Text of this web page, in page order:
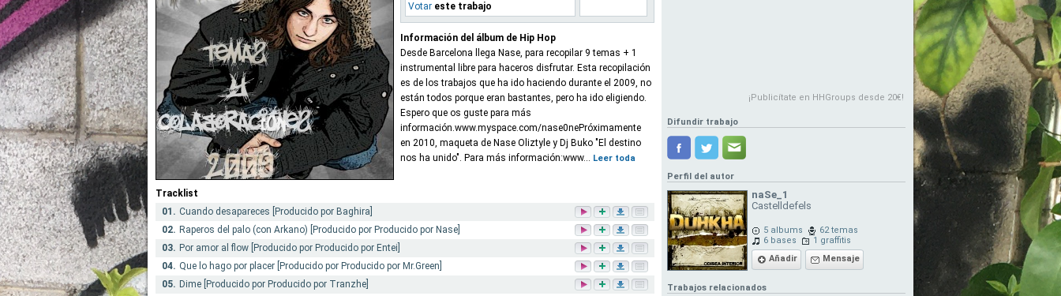
Votar este trabajo
Información del álbum de Hip Hop
Desde Barcelona llega Nase, para recopilar 9 temas + 1
instrumental libre para haceros disfrutar. Esta recopilación
es de los trabajos que ha ido haciendo durante el 2009, no
están todos porque eran bastantes, pero ha ido eligiendo.
Espero que os guste para más
información.www.myspace.com/nase0nePróximamente
en 2010, maqueta de Nase Oliztyle y Dj Buko "El destino
nos ha unido". Para más información:www... Leer toda
Tracklist
01. Cuando desapareces [Producido por Baghira]
02. Raperos del palo (con Arkano) [Producido por Producido por Nase]
03. Por amor al flow [Producido por Producido por Entei]
04. Que lo hago por placer [Producido por Producido por Mr.Green]
05. Dime [Producido por Producido por Tranzhe]
¡Publicítate en HHGroups desde 20€!
Difundir trabajo
Perfil del autor
naSe_1
Castelldefels
5 albums
62 temas
6 bases
1 graffitis
Añadir
Mensaje
Trabajos relacionados